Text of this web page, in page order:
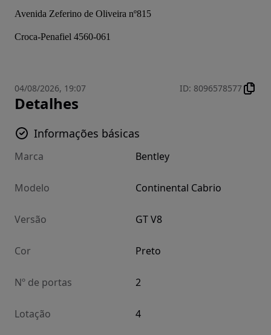
Avenida Zeferino de Oliveira nº815
Croca-Penafiel 4560-061
04/08/2026, 19:07 ID: 8096578577
Detalhes
Informações básicas
Marca Bentley
Modelo Continental Cabrio
Versão GT V8
Cor Preto
Nº de portas 2
Lotação 4